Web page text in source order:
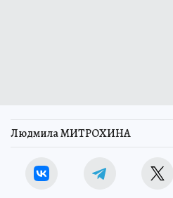
Людмила МИТРОХИНА